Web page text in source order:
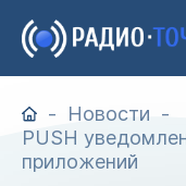
Новости
PUSH
приложений